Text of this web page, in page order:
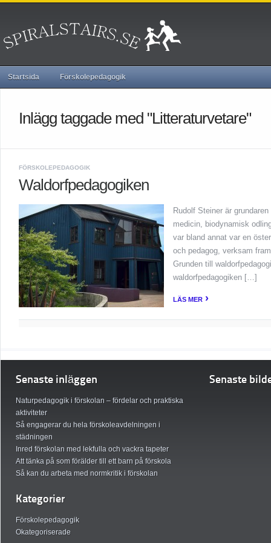
Startsida Förskolepedagogik
Inlägg taggade med "Litteraturvetare"
FÖRSKOLEPEDAGOGIK
Waldorfpedagogiken
Rudolf Steiner är
medicin, biodynamisk
var bland annat var en
och pedagog, verksam
Grunden till
waldorfpedagogiken […]
LÄS MER ›
Senaste inläggen
Naturpedagogik i förskolan – fördelar och praktiska
aktiviteter
Så engagerar du hela förskoleavdelningen i
städningen
Inred förskolan med lekfulla och vackra tapeter
Att tänka på som förälder till ett barn på förskola
Så kan du arbeta med normkritik i förskolan
Kategorier
Förskolepedagogik
Okategoriserade
Senaste